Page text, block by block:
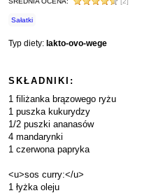
Sałatki
Typ diety: lakto-ovo-wege
SKŁADNIKI:
1 filiżanka brązowego ryżu
1 puszka kukurydzy
1/2 puszki ananasów
4 mandarynki
1 czerwona papryka
<u>sos curry:</u>
1 łyżka oleju